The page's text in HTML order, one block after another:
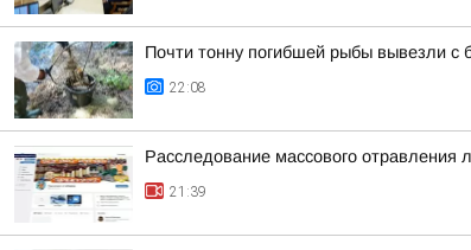
Почти тонну погибшей рыбы вывезли с
22:08
Расследование массового отравления
21:39